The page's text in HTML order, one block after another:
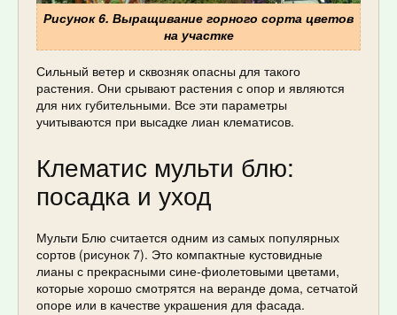
Рисунок 6. Выращивание горного сорта цветов
на участке
Сильный ветер и сквозняк опасны для такого
растения. Они срывают растения с опор и являются
для них губительными. Все эти параметры
учитываются при высадке лиан клематисов.
Клематис мульти блю:
посадка и уход
Мульти Блю считается одним из самых популярных
сортов (рисунок 7). Это компактные кустовидные
лианы с прекрасными сине-фиолетовыми цветами,
которые хорошо смотрятся на веранде дома, сетчатой
опоре или в качестве украшения для фасада.